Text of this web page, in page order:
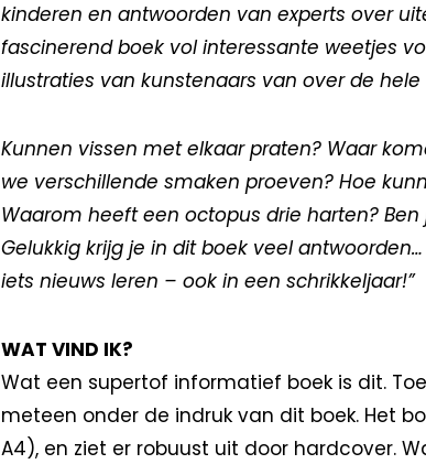
kinderen en antwoorden van experts over
fascinerend boek vol interessante weetjes
illustraties van kunstenaars van over de hele
Kunnen vissen met elkaar praten? Waar
we verschillende smaken proeven? Hoe
Waarom heeft een octopus drie harten?
Gelukkig krijg je in dit boek veel
iets nieuws leren – ook in een schrikkeljaar!”
WAT VIND IK?
Wat een supertof informatief boek is dit.
meteen onder de indruk van dit boek. Het
A4), en ziet er robuust uit door hardcover.